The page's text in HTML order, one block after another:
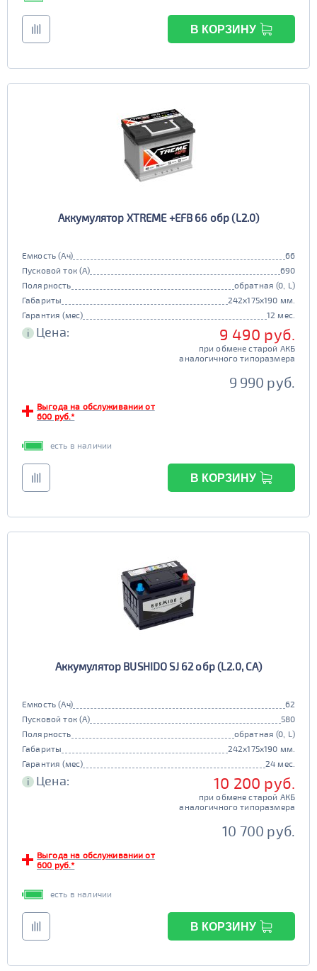
В КОРЗИНУ
Аккумулятор XTREME +EFB 66 обр (L2.0)
Емкость (Ач)
66
Пусковой ток (А)
690
Полярность
обратная (0, L)
Габариты
242x175x190 мм.
Гарантия (мес)
12 мес.
i Цена: 9 490 руб.
при обмене старой АКБ
аналогичного типоразмера
9 990 руб.
Выгода на обслуживании от
600 руб.*
есть в наличии
В КОРЗИНУ
Аккумулятор BUSHIDO SJ 62 обр (L2.0, CA)
Емкость (Ач)
62
Пусковой ток (А)
580
Полярность
обратная (0, L)
Габариты
242x175x190 мм.
Гарантия (мес)
24 мес.
i Цена: 10 200 руб.
при обмене старой АКБ
аналогичного типоразмера
10 700 руб.
Выгода на обслуживании от
600 руб.*
есть в наличии
В КОРЗИНУ